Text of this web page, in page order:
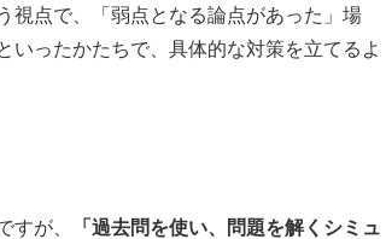
視点で、「弱点となる論点があった」場
ったかたちで、具体的な対策を立てるよ
すが、
「過去問を使い、問題を解くシミュ